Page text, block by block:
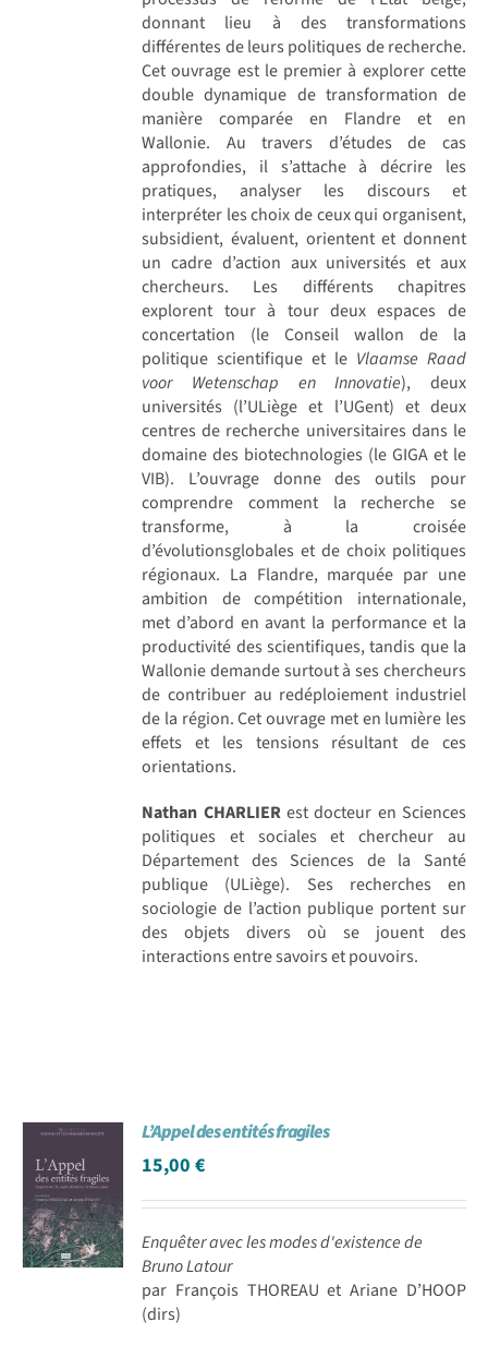
donnant lieu à des transformations
différentes de leurs politiques de recherche.
Cet ouvrage est le premier à explorer cette
double dynamique de transformation de
manière comparée en Flandre et en
Wallonie. Au travers d’études de cas
approfondies, il s’attache à décrire les
pratiques, analyser les discours et
interpréter les choix de ceux qui organisent,
subsidient, évaluent, orientent et donnent
un cadre d’action aux universités et aux
chercheurs. Les différents chapitres
explorent tour à tour deux espaces de
concertation (le Conseil wallon de la
politique scientifique et le Vlaamse Raad
voor Wetenschap en Innovatie), deux
universités (l’ULiège et l’UGent) et deux
centres de recherche universitaires dans le
domaine des biotechnologies (le GIGA et le
VIB). L’ouvrage donne des outils pour
comprendre comment la recherche se
transforme, à la croisée
d’évolutionsglobales et de choix politiques
régionaux. La Flandre, marquée par une
ambition de compétition internationale,
met d’abord en avant la performance et la
productivité des scientifiques, tandis que la
Wallonie demande surtout à ses chercheurs
de contribuer au redéploiement industriel
de la région. Cet ouvrage met en lumière les
effets et les tensions résultant de ces
orientations.
Nathan CHARLIERest docteur en Sciences
politiques et sociales et chercheur au
Département des Sciences de la Santé
publique (ULiège). Ses recherches en
sociologie de l’action publique portent sur
des objets divers où se jouent des
interactions entre savoirs et pouvoirs.
L’Appel des entités fragiles
15,00€
Enquêter avec les modes d'existence de
Bruno Latour
par François THOREAU et Ariane D’HOOP
(dirs)